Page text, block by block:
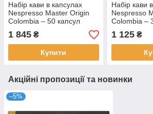
Набір кави в капсулах
Nespresso Master Origin
Colombia – 50 капсул
1 845 ₴
Купити
Набір кави
Nespresso
Colombia –
1 125₴
Акційні пропозиції та новинки
–5%